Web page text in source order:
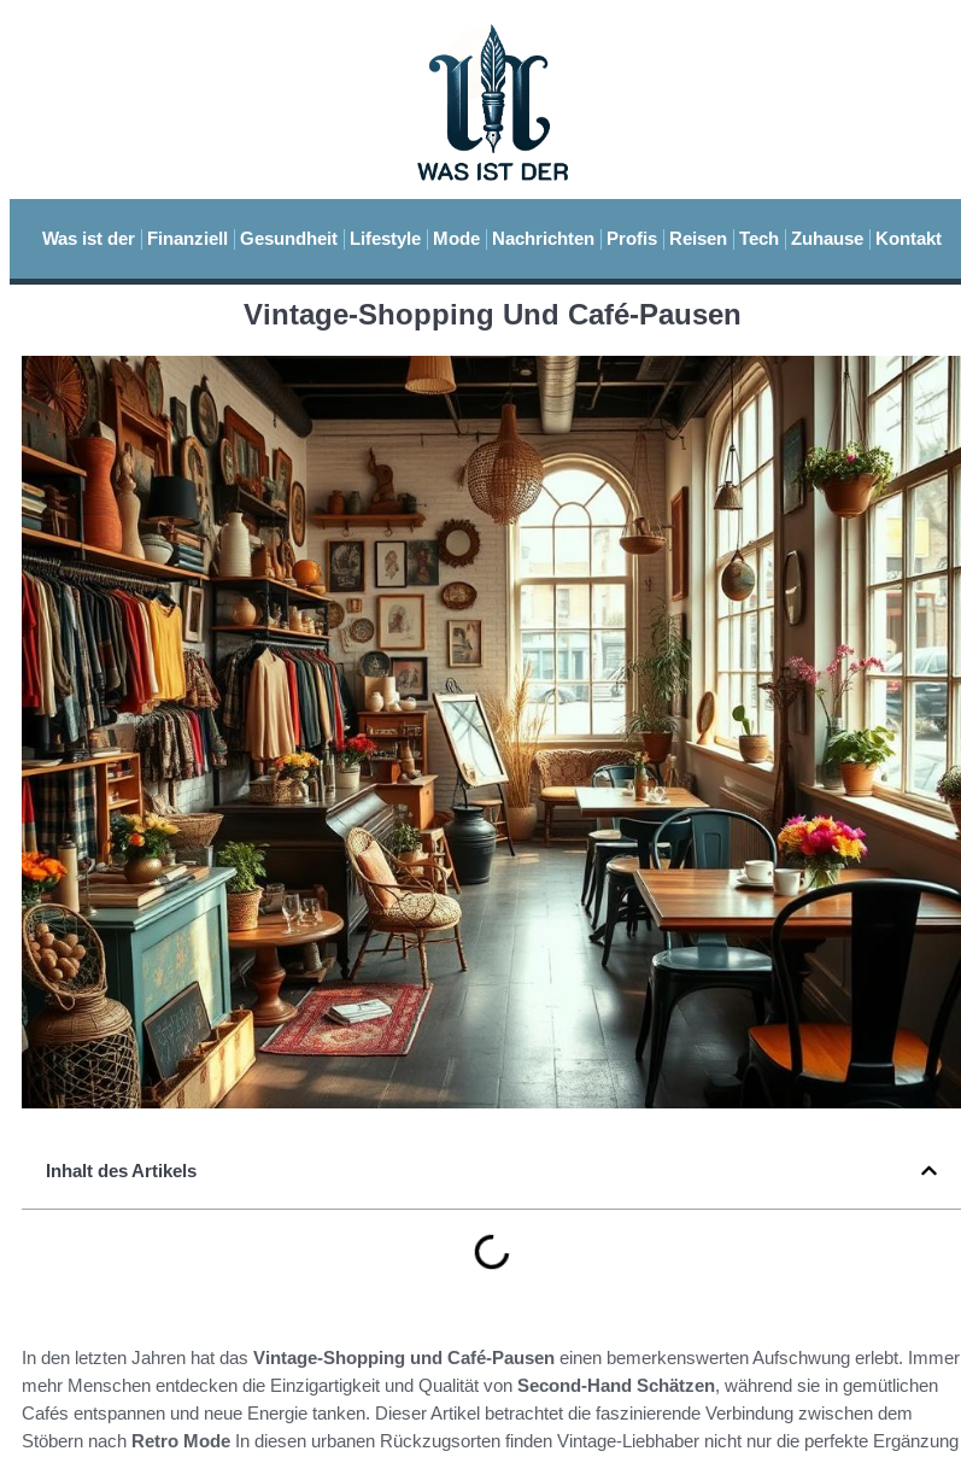
Was ist der Finanziell Gesundheit Lifestyle Mode Nachrichten Profis Reisen Tech Zuhause Kontakt
Vintage-Shopping Und Café-Pausen
Inhalt des Artikels
In den letzten Jahren hat das Vintage-Shopping und Café-Pausen einen bemerkenswerten Aufschwung erlebt. Immer
mehr Menschen entdecken die Einzigartigkeit und Qualität von Second-Hand Schätzen, während sie in gemütlichen
Cafés entspannen und neue Energie tanken. Dieser Artikel betrachtet die faszinierende Verbindung zwischen dem
Stöbern nach Retro Mode In diesen urbanen Rückzugsorten finden Vintage-Liebhaber nicht nur die perfekte Ergänzung